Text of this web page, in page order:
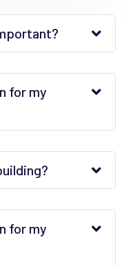
for my
for my